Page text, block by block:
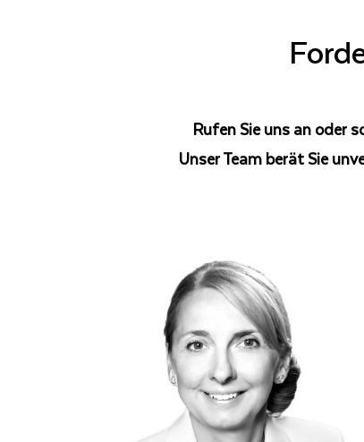
Rufen Sie uns an oder
Unser Team berät Sie